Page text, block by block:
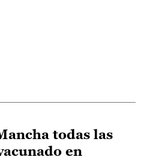
todas las
en